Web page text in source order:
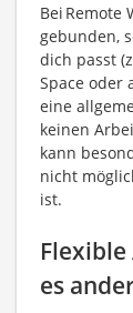
Bei
gebunden,
dich passt
Space oder
eine
keinen
kann
nicht
ist.
es